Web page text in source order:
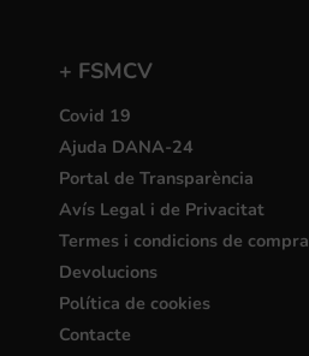
+ FSMCV
Covid 19
Ajuda DANA-24
Portal de Transparència
Avís Legal i de Privacitat
Termes i condicions de compra
Devolucions
Política de cookies
Contacte